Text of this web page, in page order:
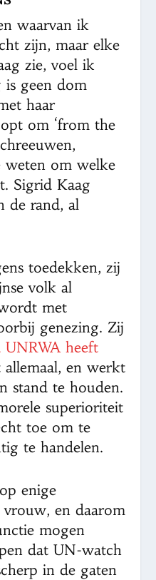
waarvan ik
zijn, maar elke
zie, voel ik
is geen dom
haar
om ‘from the
weten om welke
Sigrid Kaag
de rand, al
toedekken, zij
volk al
met
genezing. Zij
UNRWA heeft
en werkt
stand te houden.
superioriteit
toe om te
te handelen.
enige
en daarom
mogen
dat UN-watch
in de gaten